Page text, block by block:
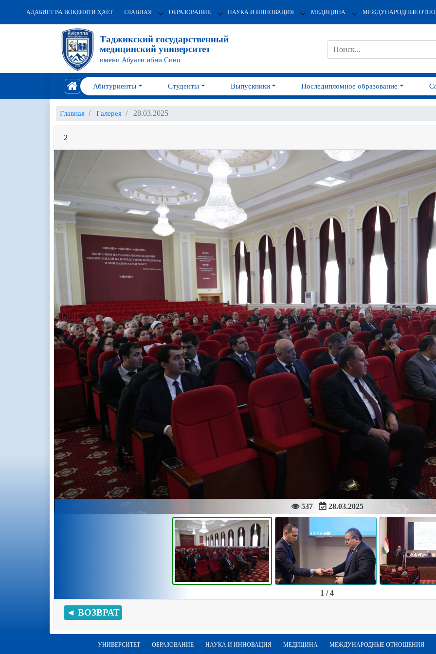
АДАБИЁТ ВА ВОҚЕИЯТИ ҲАЁТ ГЛАВНАЯ ОБРАЗОВАНИЕ НАУКА И ИННОВАЦИЯ МЕДИЦИНА МЕЖДУНАРОДНЫЕ
Таджикский государственный
медицинский университет
имени Абуали ибни Сино
Абитуриенты Студенты Выпускники Последипломное образование
Главная Галерея 28.03.2025
2
537 28.03.2025
Previous
1 / 4
◄ ВОЗВРАТ
УНИВЕРСИТЕТ ОБРАЗОВАНИЕ НАУКА И ИННОВАЦИЯ МЕДИЦИНА МЕЖДУНАРОДНЫЕ ОТНОШЕНИЯ